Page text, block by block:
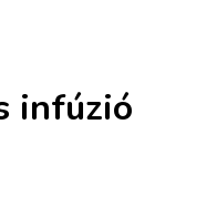
infúzió